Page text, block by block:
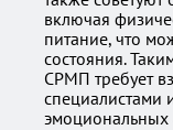
включая
питание, что
состояния.
СРМП требует
специалистами
эмоциональных